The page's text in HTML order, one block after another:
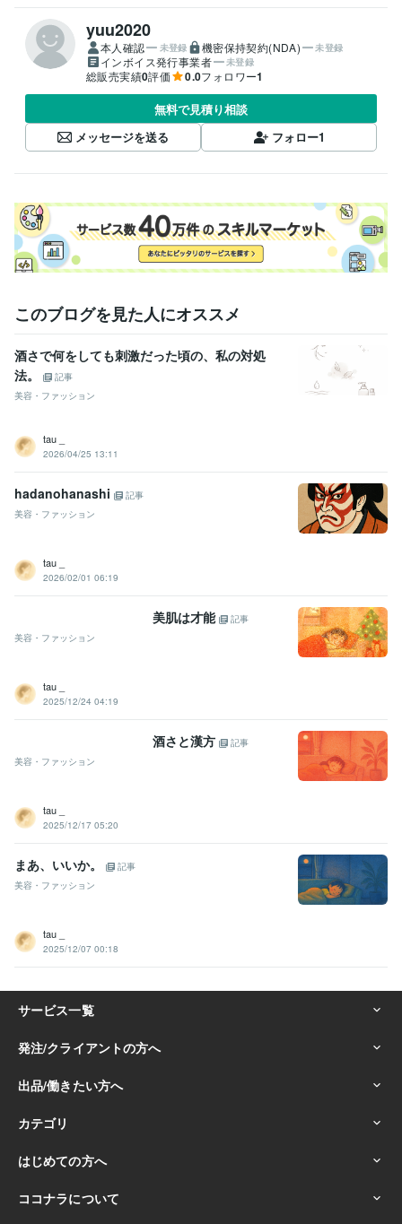
yuu2020
本人確認 未登録 機密保持契約(NDA) 未登録
インボイス発行事業者 未登録
総販売実績0評価 0.0フォロワー1
無料で見積り相談
メッセージを送る
フォロー1
このブログを見た人にオススメ
酒さで何をしても刺激だった頃の、私の対処
法。
記事
美容・ファッション
tau _
2026/04/25 13:11
hadanohanashi
記事
美容・ファッション
tau _
2026/02/01 06:19
美肌は才能
記事
美容・ファッション
tau _
2025/12/24 04:19
酒さと漢方
記事
美容・ファッション
tau _
2025/12/17 05:20
まあ、いいか。
記事
美容・ファッション
tau _
2025/12/07 00:18